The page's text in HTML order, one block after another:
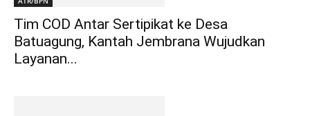
Tim COD Antar Sertipikat ke Desa
Batuagung, Kantah Jembrana Wujudkan
Layanan...